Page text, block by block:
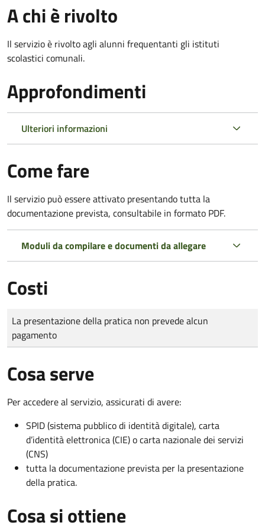
A chi è rivolto
Il servizio è rivolto agli alunni frequentanti gli istituti
scolastici comunali.
Approfondimenti
Ulteriori informazioni
Come fare
Il servizio può essere attivato presentando tutta la
documentazione prevista, consultabile in formato PDF.
Moduli da compilare e documenti da allegare
Costi
Tipo di pagamento
Importo
La presentazione della pratica non prevede alcun
pagamento
Cosa serve
Per accedere al servizio, assicurati di avere:
SPID (sistema pubblico di identità digitale), carta
d’identità elettronica (CIE) o carta nazionale dei servizi
(CNS)
tutta la documentazione prevista per la presentazione
della pratica.
Cosa si ottiene